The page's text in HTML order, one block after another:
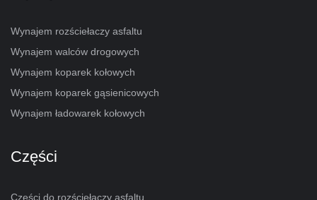
Wynajem rozściełaczy asfaltu
Wynajem walców drogowych
Wynajem koparek kołowych
Wynajem koparek gąsienicowych
Wynajem ładowarek kołowych
Części
Części do rozściełaczy asfaltu